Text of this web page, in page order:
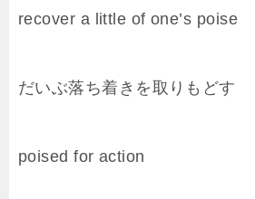
recover a little of one’s poise
だいぶ落ち着きを取りもどす
poised for action